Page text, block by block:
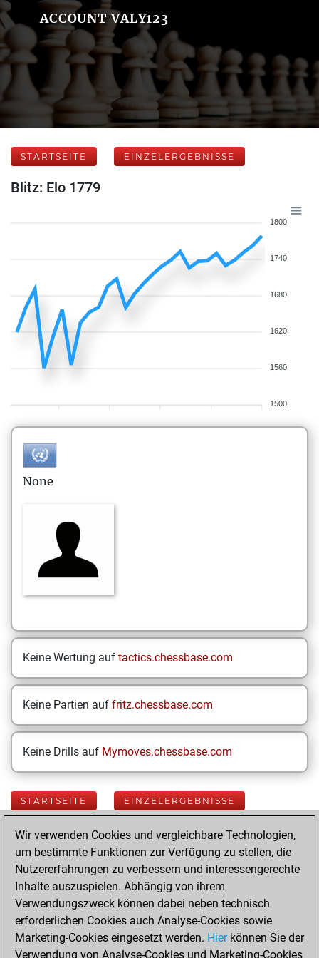
ACCOUNT VALY123
STARTSEITE EINZELERGEBNISSE
Blitz: Elo 1779
1800
1740
1680
1620
1560
1500
None
Keine Wertung auf tactics.chessbase.com
Keine Partien auf fritz.chessbase.com
Keine Drills auf Mymoves.chessbase.com
STARTSEITE EINZELERGEBNISSE
Your Latest App
Activity
Samstag, März 21,
2026
Wir verwenden Cookies und vergleichbare Technologien,
um bestimmte Funktionen zur Verfügung zu stellen, die
Nutzererfahrungen zu verbessern und interessengerechte
Inhalte auszuspielen. Abhängig von ihrem
Verwendungszweck können dabei neben technisch
erforderlichen Cookies auch Analyse-Cookies sowie
Marketing-Cookies eingesetzt werden. Hierkönnen Sie der
Verwendung von Analyse-Cookies und Marketing-Cookies